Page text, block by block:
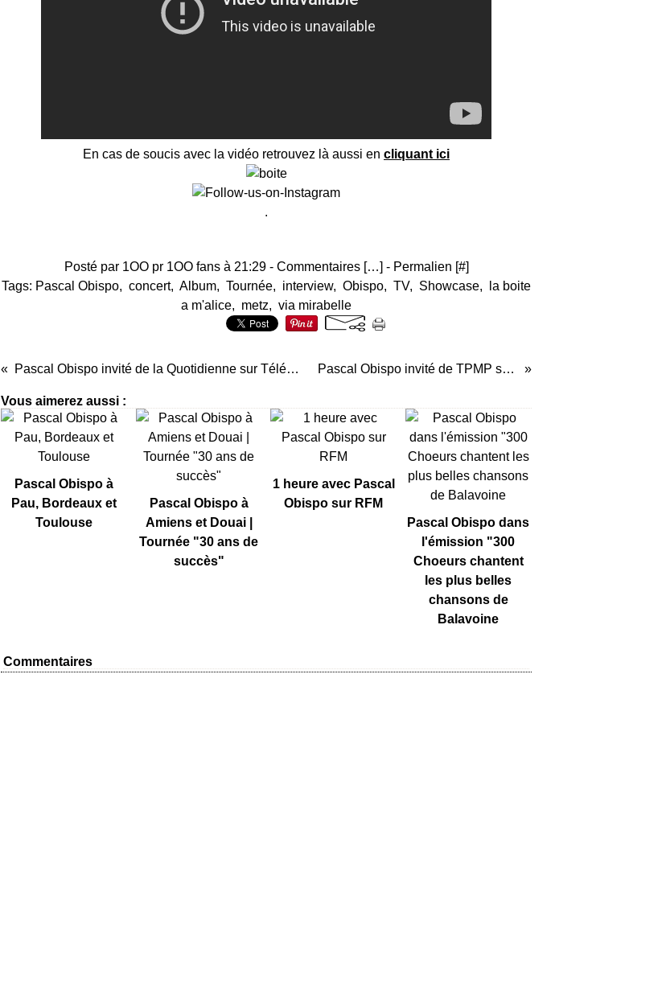
En cas de soucis avec la vidéo retrouvez là aussi en cliquant ici
.
Posté par 1OO pr 1OO fans à 21:29 - Commentaires […] - Permalien [#]
Tags: Pascal Obispo, concert, Album, Tournée, interview, Obispo, TV, Showcase,
la boite
a m'alice, metz, via mirabelle
Pascal Obispo invité de la Quotidienne sur TéléNantes Pascal Obispo invité de TPMP sur C8
Vous aimerez aussi :
Pascal Obispo à
Pau, Bordeaux et
Toulouse
Pascal Obispo à
Amiens et Douai |
Tournée "30 ans de
succès"
1 heure avec Pascal
Obispo sur RFM
Pascal Obispo dans
l'émission "300
Choeurs chantent
les plus belles
chansons de
Balavoine
Commentaires